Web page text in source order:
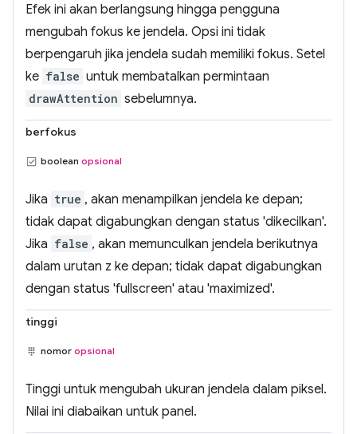
Efek ini akan berlangsung hingga pengguna
mengubah fokus ke jendela. Opsi ini tidak
berpengaruh jika jendela sudah memiliki fokus. Setel
ke false untuk membatalkan permintaan
drawAttention sebelumnya.
berfokus
boolean opsional
Jika true , akan menampilkan jendela ke depan;
tidak dapat digabungkan dengan status 'dikecilkan'.
Jika false , akan memunculkan jendela berikutnya
dalam urutan z ke depan; tidak dapat digabungkan
dengan status 'fullscreen' atau 'maximized'.
tinggi
nomor opsional
Tinggi untuk mengubah ukuran jendela dalam piksel.
Nilai ini diabaikan untuk panel.